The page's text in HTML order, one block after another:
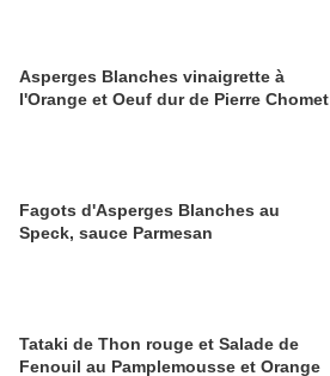
Asperges Blanches vinaigrette à
l'Orange et Oeuf dur de Pierre Chomet
Fagots d'Asperges Blanches au
Speck, sauce Parmesan
Tataki de Thon rouge et Salade de
Fenouil au Pamplemousse et Orange